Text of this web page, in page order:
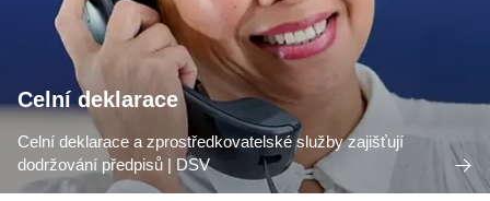
Celní deklarace
Celní deklarace a zprostředkovatelské služby zajišťují
dodržování předpisů | DSV